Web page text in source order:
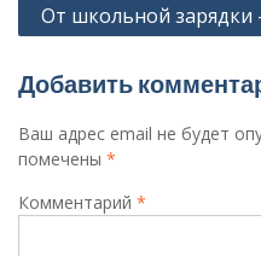
записям
От школьной
Добавить
Ваш адрес email не будет
помечены *
Комментарий *